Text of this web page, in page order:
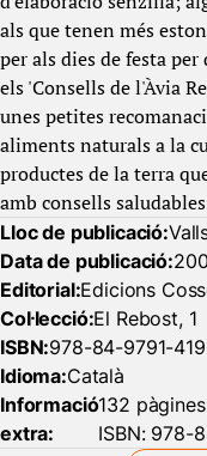
als que tenen més
per als dies de festa
els 'Consells de l'Àvia
unes petites
aliments naturals a la
productes de la terra
amb consells
Lloc de publicació:
Data de publicació:
Editorial:Edicions
Col·lecció:El Rebost, 1
ISBN:978-84-9791-
Idioma:Català
Informació
extra:
132 pàgines
ISBN: 978-